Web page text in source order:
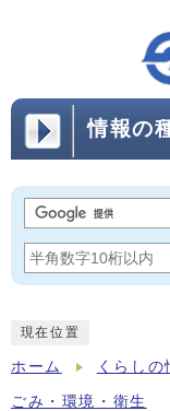
情報の
現在位置
ホーム くらしの
ごみ・環境・衛生